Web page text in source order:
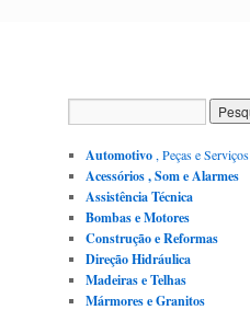
Automotivo, Peças e Serviços
Acessórios , Som e Alarmes
Assistência Técnica
Bombas e Motores
Construção e Reformas
Direção Hidráulica
Madeiras e Telhas
Mármores e Granitos